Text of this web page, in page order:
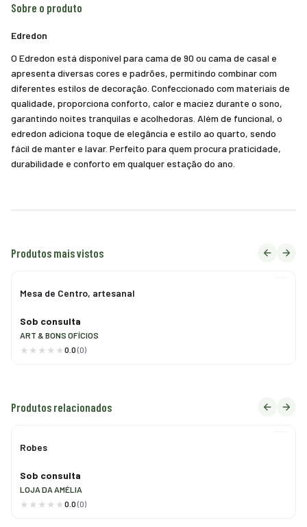
Sobre o produto
Edredon
O Edredon está disponível para cama de 90 ou cama de casal e
apresenta diversas cores e padrões, permitindo combinar com
diferentes estilos de decoração. Confeccionado com materiais de
qualidade, proporciona conforto, calor e maciez durante o sono,
garantindo noites tranquilas e acolhedoras. Além de funcional, o
edredon adiciona toque de elegância e estilo ao quarto, sendo
fácil de manter e lavar. Perfeito para quem procura praticidade,
durabilidade e conforto em qualquer estação do ano.
Produtos mais vistos
Mesa de Centro, artesanal
Sob consulta
ART & BONS OFÍCIOS
0.0 (0)
Produtos relacionados
Robes
Sob consulta
LOJA DA AMÉLIA
0.0 (0)